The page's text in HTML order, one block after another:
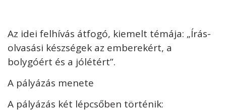
Az idei felhívás átfogó, kiemelt témája: „Írás-
olvasási készségek az emberekért, a
bolygóért és a jólétért”.
A pályázás menete
A pályázás két lépcsőben történik: